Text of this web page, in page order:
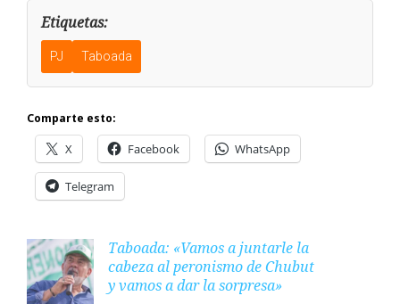
Etiquetas:
PJ Taboada
Comparte esto:
X Facebook WhatsApp
Telegram
Taboada: «Vamos a juntarle la
cabeza al peronismo de Chubut
y vamos a dar la sorpresa»